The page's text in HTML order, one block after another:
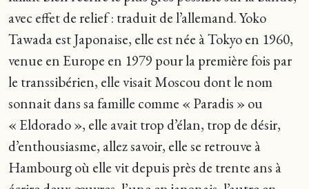
avec effet de relief : traduit de l’allemand. Yoko
Tawada est Japonaise, elle est née à Tokyo en 1960,
venue en Europe en 1979 pour la première fois par
le transsibérien, elle visait Moscou dont le nom
sonnait dans sa famille comme « Paradis » ou
« Eldorado », elle avait trop d’élan, trop de désir,
d’enthousiasme, allez savoir, elle se retrouve à
Hambourg où elle vit depuis près de trente ans à